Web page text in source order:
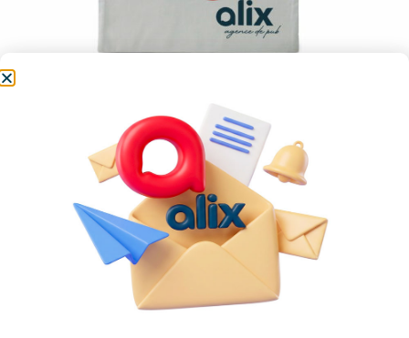
Tote-bag, sac à dos, sacs en papier… ce contenant
pratique se distingue particulièrement dans son
rôle de communiquant de votre entreprise!
Catégorie : Objets publicitaires